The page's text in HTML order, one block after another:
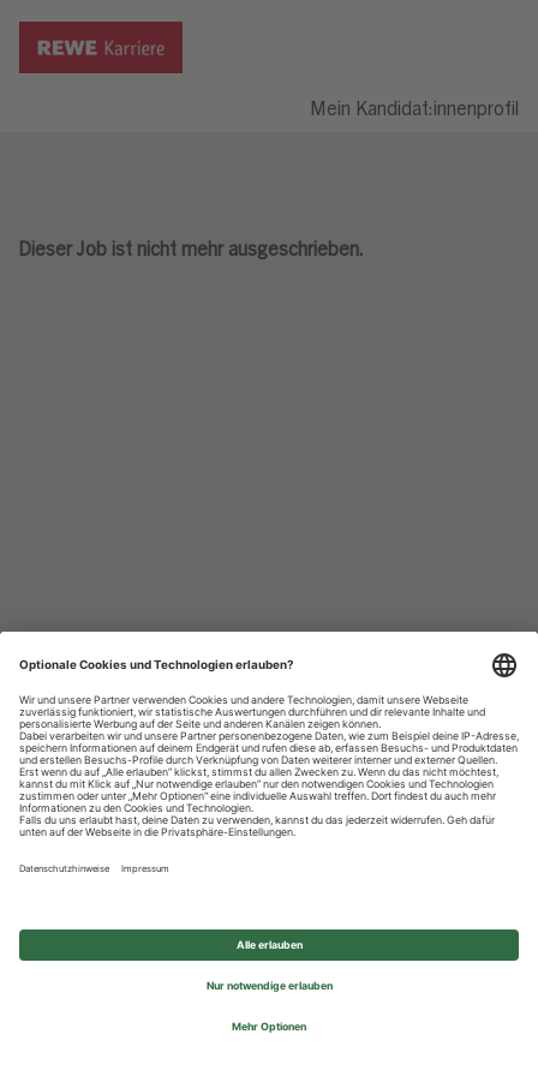
Mein Kandidat:innenprofil
Dieser Job ist nicht mehr ausgeschrieben.
Datenschutzhinweise
Impressum
Privatsphäre-Einstellungen
© 2026 REWE Group - All rights reserved